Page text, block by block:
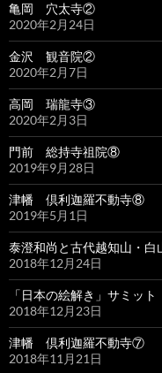
亀岡 穴太寺②
2020年2月24日
金沢 観音院②
2020年2月7日
高岡 瑞龍寺③
2020年2月3日
門前 総持寺祖院⑧
2019年9月28日
津幡 倶利迦羅不動寺⑧
2019年5月1日
泰澄和尚と古代越知山・白
2018年12月24日
「日本の絵解き」サミッ
2018年12月23日
津幡 倶利迦羅不動寺⑦
2018年11月21日